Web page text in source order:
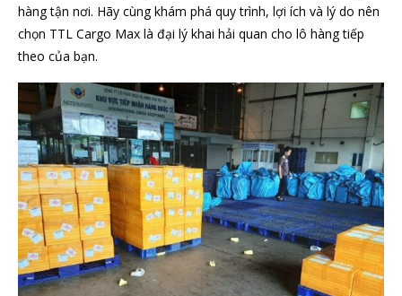
hàng tận nơi. Hãy cùng khám phá quy trình, lợi ích và lý do nên
chọn TTL Cargo Max là đại lý khai hải quan cho lô hàng tiếp
theo của bạn.